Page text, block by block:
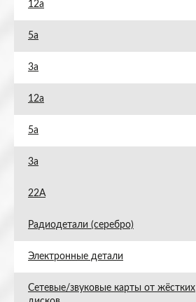
12а
5а
3а
12а
5а
3а
22А
Радиодетали (серебро)
Электронные детали
Сетевые/звуковые карты от жёстких